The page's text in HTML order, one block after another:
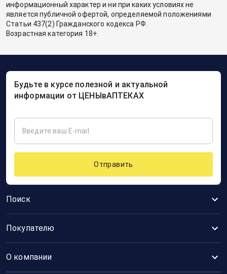
информационный характер и ни при каких условиях не
является публичной офертой, определяемой положениями
Статьи 437(2) Гражданского кодекса РФ.
Возрастная категория 18+.
Поиск
Покупателю
О компании
Будьте в курсе полезной и актуальной
информации от ЦЕНЫвАПТЕКАХ
Отправить